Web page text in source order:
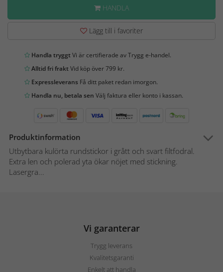
HANDLA
Lägg till i favoriter
Handla tryggtVi är certifierade av Trygg e-handel.
Alltid fri fraktVid köp över 799 kr.
Expressleverans Få ditt paket redan imorgon.
Handla nu, betala sen Välj faktura eller konto i kassan.
Produktinformation
Utbytbara kulörta rundstickor i grått och svart filtfodral.
Extra len och polerad yta ökar nöjet med stickning.
Lasergra...
Vi garanterar
Trygg leverans
Kvalitetsgaranti
Enkelt att handla